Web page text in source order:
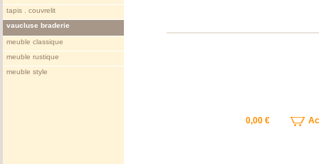
tapis . couvrelit
vaucluse braderie
meuble classique
meuble rustique
meuble style
0,00 €